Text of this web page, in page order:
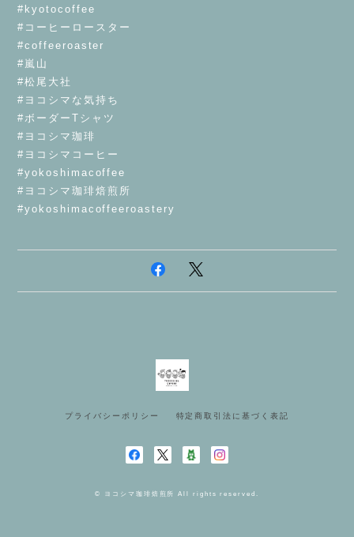
#kyotocoffee
#コーヒーロースター
#coffeeroaster
#嵐山
#松尾大社
#ヨコシマな気持ち
#ボーダーTシャツ
#ヨコシマ珈琲
#ヨコシマコーヒー
#yokoshimacoffee
#ヨコシマ珈琲焙煎所
#yokoshimacoffeeroastery
プライバシーポリシー 特定商取引法に基づく表記
© ヨコシマ珈琲焙煎所 All rights reserved.